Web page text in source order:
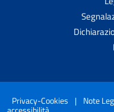
Privacy-Cookies | Note